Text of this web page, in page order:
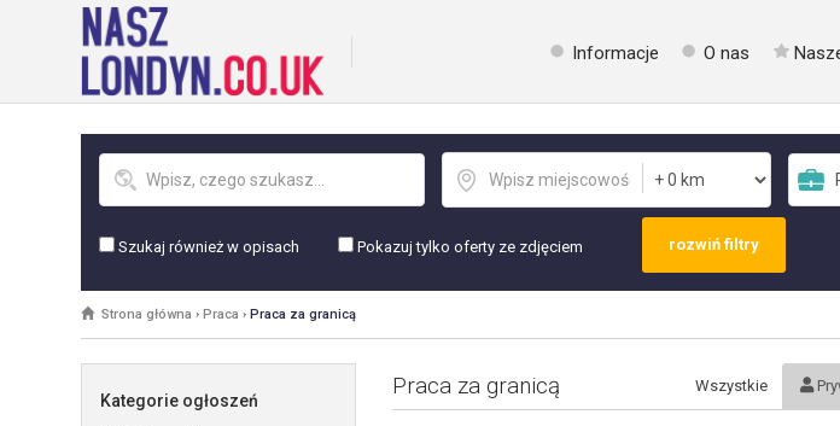
Informacje O nas
Szukaj również w opisach Pokazuj tylko oferty ze zdjęciem rozwiń filtry
Strona główna › Praca › Praca za granicą
Praca za granicą Wszystkie
Kategorie ogłoszeń